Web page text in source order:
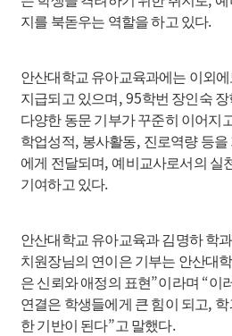
지를 북돋우는 역할을 하고 있다.
안산대학교 유아교육과에는 이외
지급되고 있으며 , 95학번 장인숙
다양한 동문 기부가 꾸준히 이어지
학업성적, 봉사활동, 진로역량 등을
에게 전달되며, 예비교사로서의 실
기여하고 있다.
안산대학교 유아교육과 김명하 학
치원장님의 연이은 기부는 안산대
은 신뢰와 애정의 표현”이라며 “이
연결은 학생들에게 큰 힘이 되고, 학
한 기반이 된다”고 말했다.